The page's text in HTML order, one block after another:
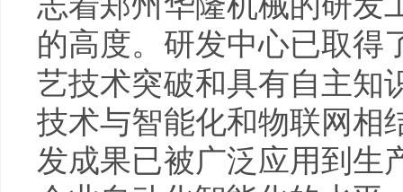
的高度。研发中心已取得
艺技术突破和具有自主知
技术与智能化和物联网相
发成果已被广泛应用到生